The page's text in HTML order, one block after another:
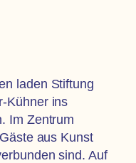
laden Stiftung
Kühner ins
Im Zentrum
aus Kunst
sind. Auf